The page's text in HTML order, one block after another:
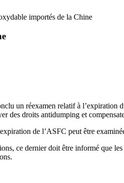
importés de la Chine
un réexamen relatif à l’expiration
droits antidumping et
de l’ASFC peut être
ce dernier doit être informé que